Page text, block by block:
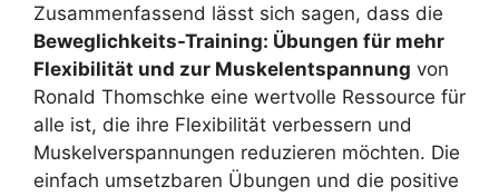
Zusammenfassend lässt sich sagen, dass die
Beweglichkeits-Training: Übungen für mehr
Flexibilität und zur Muskelentspannung von
Ronald Thomschke eine wertvolle Ressource für
alle ist, die ihre Flexibilität verbessern und
Muskelverspannungen reduzieren möchten. Die
einfach umsetzbaren Übungen und die positive